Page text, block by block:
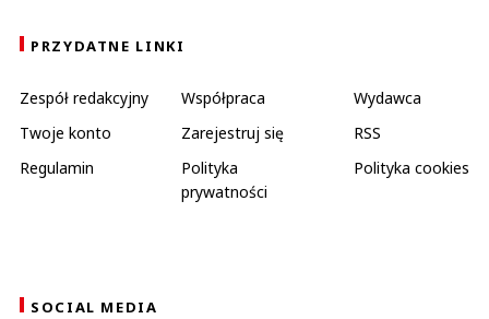
PRZYDATNE LINKI
Zespół redakcyjny Współpraca
Wydawca
Twoje konto
Zarejestruj się
RSS
Regulamin
Polityka
prywatności
Polityka cookies
SOCIAL MEDIA